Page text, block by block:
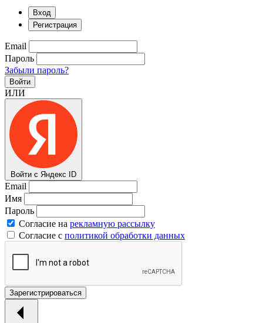
Вход
Регистрация
Email
Пароль
Забыли пароль?
Войти
ИЛИ
Войти с Яндекс ID
Email
Имя
Пароль
Согласие на рекламную рассылку
Согласие с политикой обработки данных
Зарегистрироваться